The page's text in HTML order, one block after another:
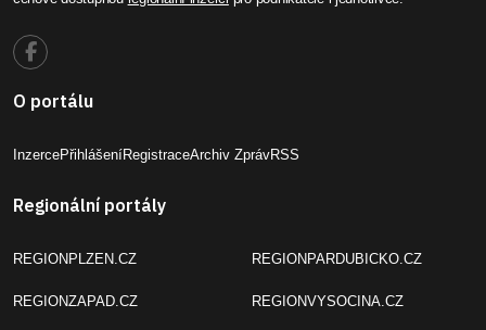
O portálu
InzercePřihlášeníRegistraceArchiv ZprávRSS
Regionální portály
REGIONPLZEN.CZ
REGIONZAPAD.CZ
REGIONPARDUBICKO.CZ
REGIONVYSOCINA.CZ